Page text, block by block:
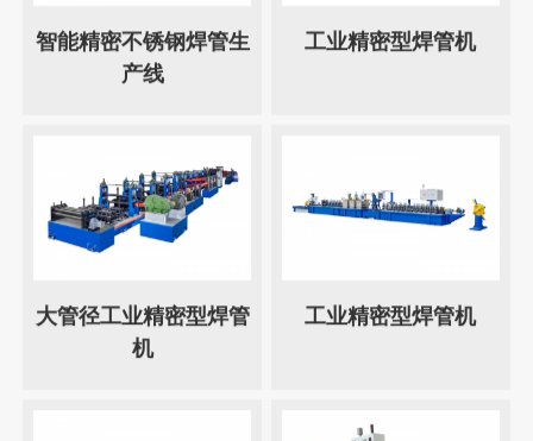
智能精密不锈钢焊管生
产线
工业精密型焊管机
大管径工业精密型焊管
机
工业精密型焊管机